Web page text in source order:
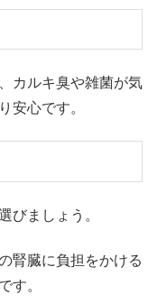
カルキ臭や雑菌が気
安心です。
びましょう。
腎臓に負担をかける
す。